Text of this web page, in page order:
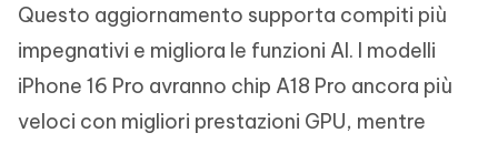
Questo aggiornamento supporta compiti più
impegnativi e migliora le funzioni AI. I modelli
iPhone 16 Pro avranno chip A18 Pro ancora più
veloci con migliori prestazioni GPU, mentre